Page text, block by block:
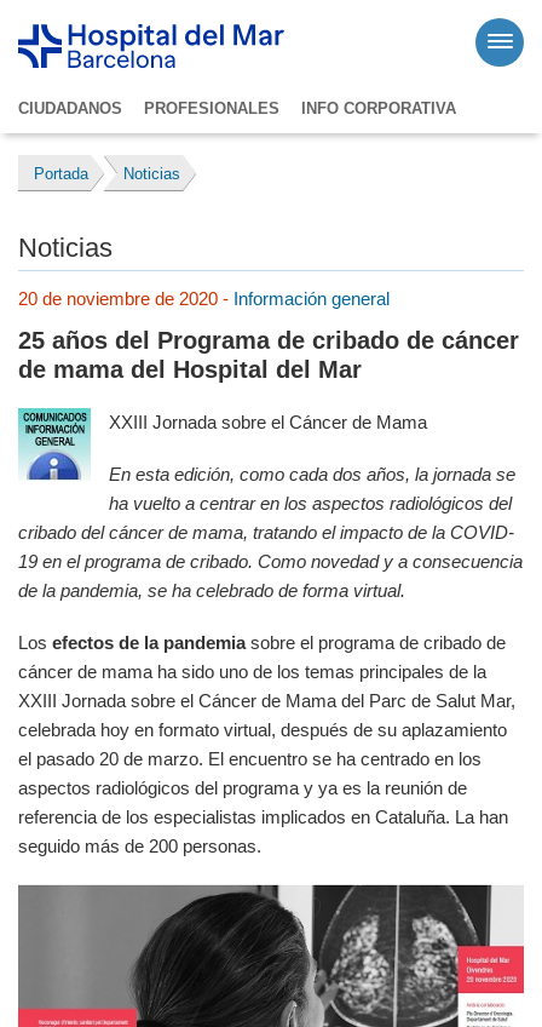
CIUDADANOS PROFESIONALES INFO CORPORATIVA
Portada Noticias
Noticias
20 de noviembre de 2020 - Información general
25 años del Programa de cribado de cáncer
de mama del Hospital del Mar
XXIII Jornada sobre el Cáncer de Mama
En esta edición, como cada dos años, la jornada se
ha vuelto a centrar en los aspectos radiológicos del
cribado del cáncer de mama, tratando el impacto de la COVID-
19 en el programa de cribado. Como novedad y a consecuencia
de la pandemia, se ha celebrado de forma virtual.
Los efectos de la pandemiasobre el programa de cribado de
cáncer de mama ha sido uno de los temas principales de la
XXIII Jornada sobre el Cáncer de Mama del Parc de Salut Mar,
celebrada hoy en formato virtual, después de su aplazamiento
el pasado 20 de marzo. El encuentro se ha centrado en los
aspectos radiológicos del programa y ya es la reunión de
referencia de los especialistas implicados en Cataluña. La han
seguido más de 200 personas.